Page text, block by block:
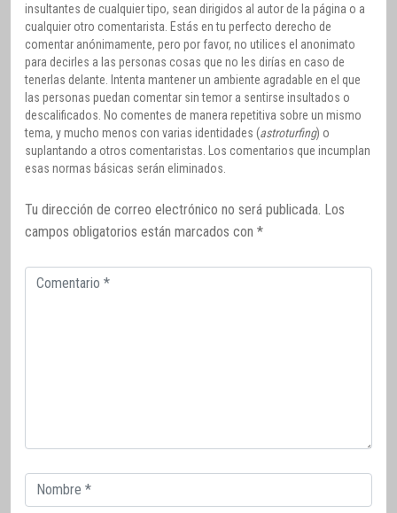
insultantes de cualquier tipo, sean dirigidos al autor de la página o a
cualquier otro comentarista. Estás en tu perfecto derecho de
comentar anónimamente, pero por favor, no utilices el anonimato
para decirles a las personas cosas que no les dirías en caso de
tenerlas delante. Intenta mantener un ambiente agradable en el que
las personas puedan comentar sin temor a sentirse insultados o
descalificados. No comentes de manera repetitiva sobre un mismo
tema, y mucho menos con varias identidades (astroturfing) o
suplantando a otros comentaristas. Los comentarios que incumplan
esas normas básicas serán eliminados.
Tu dirección de correo electrónico no será publicada. Los
campos obligatorios están marcados con *
Comentario
Correo
electrónico